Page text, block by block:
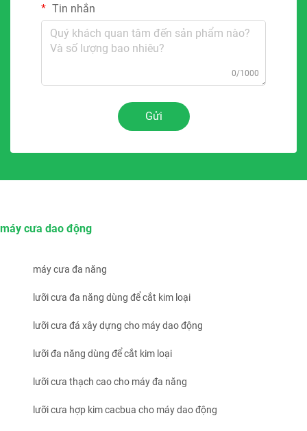
Tin nhắn
0/1000
Gửi
máy cưa dao động
máy cưa đa năng
lưỡi cưa đa năng dùng để cắt kim loại
lưỡi cưa đá xây dựng cho máy dao động
lưỡi đa năng dùng để cắt kim loại
lưỡi cưa thạch cao cho máy đa năng
lưỡi cưa hợp kim cacbua cho máy dao động